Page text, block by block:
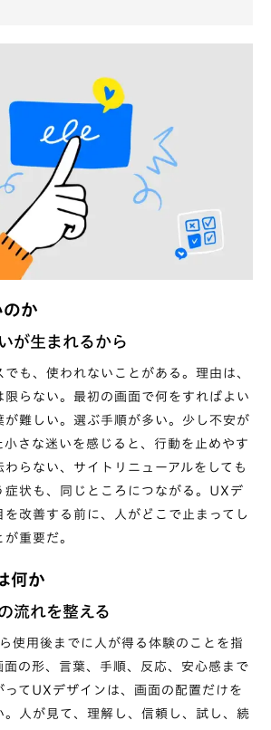
か
が生まれるから
も、使われないことがある。理由は、
限らない。最初の画面で何をすればよい
が難しい。選ぶ手順が多い。少し不安が
小さな迷いを感じると、行動を止めやす
わらない、サイトリニューアルをしても
症状も、同じところにつながる。UXデ
を改善する前に、人がどこで止まってし
重要だ。
何か
流れを整える
使用後までに人が得る体験のことを指
面の形、言葉、手順、反応、安心感まで
ってUXデザインは、画面の配置だけを
。人が見て、理解し、信頼し、試し、続